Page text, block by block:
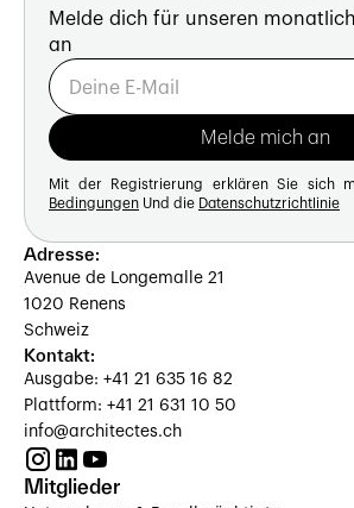
Melde dich für unseren
an
Mit der Registrierung erklären Sie sich
Bedingungen Und die Datenschutzrichtlinie
Adresse:
Avenue de Longemalle 21
1020 Renens
Schweiz
Kontakt:
Ausgabe: +41 21 635 16 82
Plattform: +41 21 631 10 50
info@architectes.ch
Mitglieder